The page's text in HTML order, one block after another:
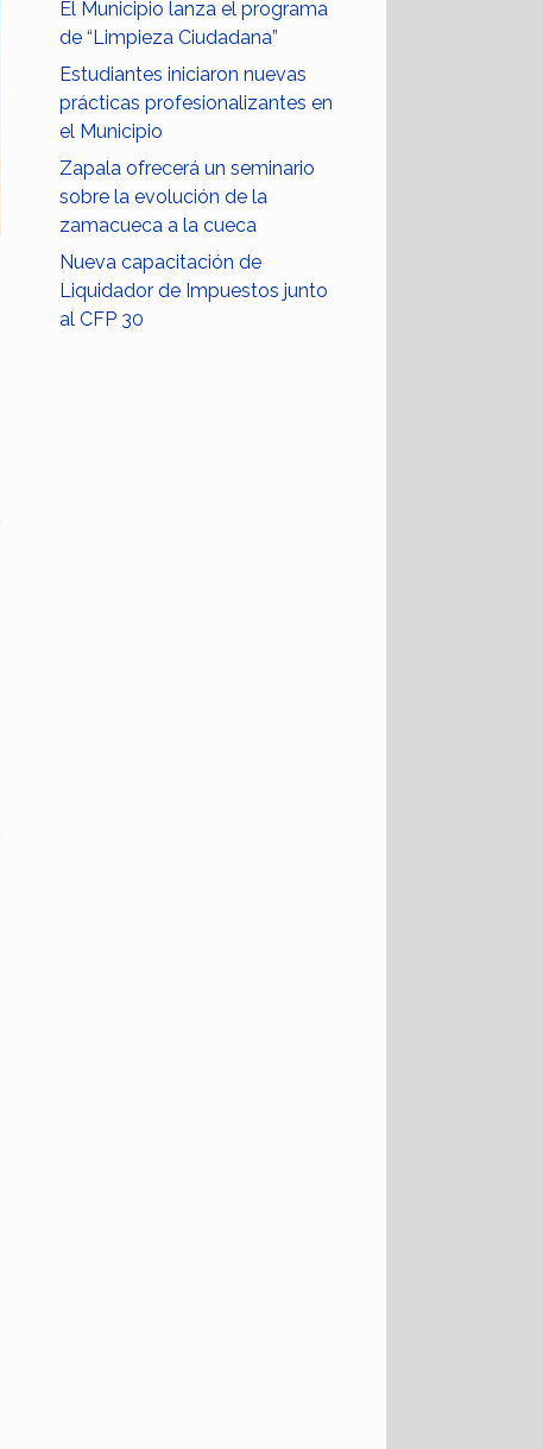
El Municipio lanza el programa
de “Limpieza Ciudadana”
Estudiantes iniciaron nuevas
prácticas profesionalizantes en
el Municipio
Zapala ofrecerá un seminario
sobre la evolución de la
zamacueca a la cueca
Nueva capacitación de
Liquidador de Impuestos junto
al CFP 30